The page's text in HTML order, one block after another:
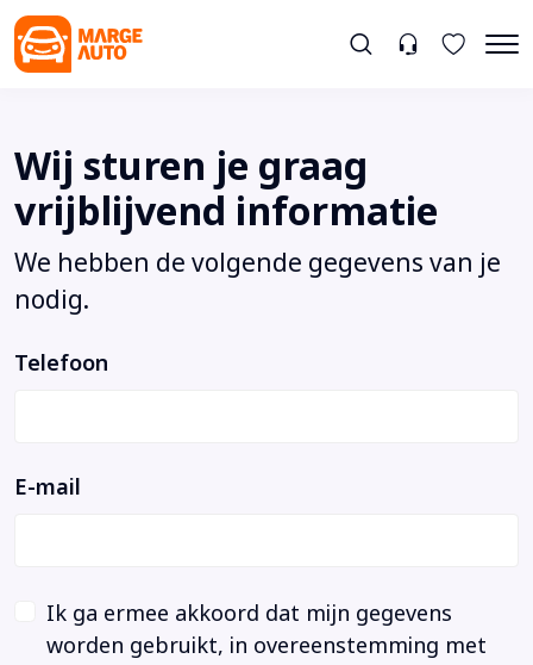
Wij sturen je graag
vrijblijvend informatie
We hebben de volgende gegevens van je
nodig.
Telefoon
E-mail
Ik ga ermee akkoord dat mijn gegevens
worden gebruikt, in overeenstemming met